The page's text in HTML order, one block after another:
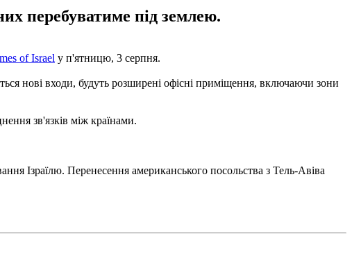
перебуватиме під землею.
of Israel у п'ятницю, 3 серпня.
нові входи, будуть розширені офісні приміщення, включаючи зони
зв'язків між країнами.
Ізраїлю. Перенесення американського посольства з Тель-Авіва